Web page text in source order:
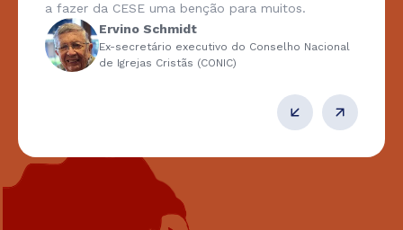
a fazer da CESE uma benção para muitos.
Ervino Schmidt
Ex-secretário executivo do Conselho Nacional
de Igrejas Cristãs (CONIC)